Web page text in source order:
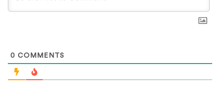
0 COMMENTS